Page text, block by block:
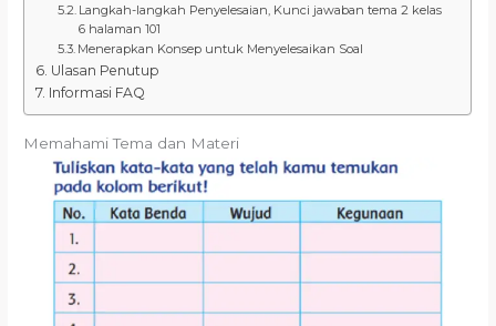
Langkah-langkah Penyelesaian, Kunci jawaban tema 2 kelas
6 halaman 101
Menerapkan Konsep untuk Menyelesaikan Soal
Ulasan Penutup
Informasi FAQ
Memahami Tema dan Materi